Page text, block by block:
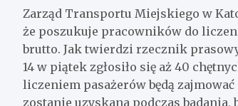
Zarząd Transportu Miejskiego w
że poszukuje pracowników do
brutto. Jak twierdzi rzecznik
14 w piątek zgłosiło się aż 40
liczeniem pasażerów będą
zostanie uzyskana podczas